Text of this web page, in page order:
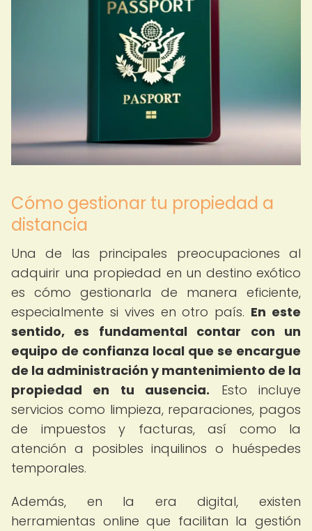
Cómo gestionar tu propiedad a
distancia
Una de las principales preocupaciones al
adquirir una propiedad en un destino exótico
es cómo gestionarla de manera eficiente,
especialmente si vives en otro país. En este
sentido, es fundamental contar con un
equipo de confianza local que se encargue
de la administración y mantenimiento de la
propiedad en tu ausencia. Esto incluye
servicios como limpieza, reparaciones, pagos
de impuestos y facturas, así como la
atención a posibles inquilinos o huéspedes
temporales.
Además, en la era digital, existen
herramientas online que facilitan la gestión